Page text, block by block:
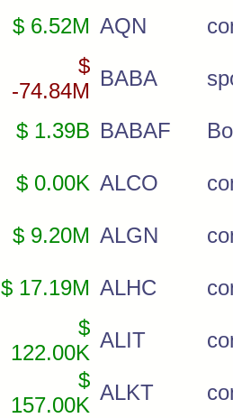
$ 6.52M AQN
$
-74.84M
BABA
$ 1.39B BABAF
$ 0.00K ALCO
$ 9.20M ALGN
$ 17.19M ALHC
$
122.00K
ALIT
$
157.00K
ALKT